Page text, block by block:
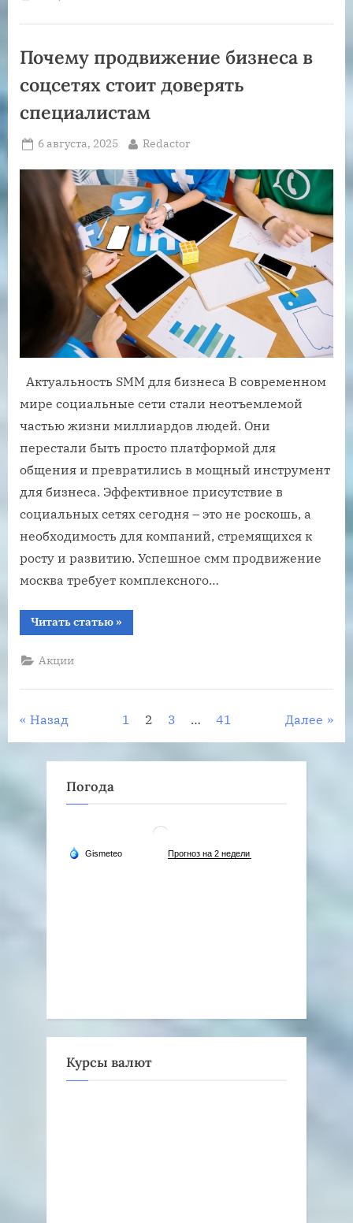
и
Почему продвижение бизнеса в
соцсетях стоит доверять
специалистам
Posted
6 августа, 2025 By
Redactor
Актуальность SMM для бизнеса В современном
мире социальные сети стали неотъемлемой
частью жизни миллиардов людей. Они
перестали быть просто платформой для
общения и превратились в мощный инструмент
для бизнеса. Эффективное присутствие в
социальных сетях сегодня – это не роскошь, а
необходимость для компаний, стремящихся к
росту и развитию. Успешное смм продвижение
москва требует комплексного…
Читать статью“Почему
доверять
»
Акции
Пагинация
записей
Назад 1 2 3 … 41 Далее
Погода
Курсы валют